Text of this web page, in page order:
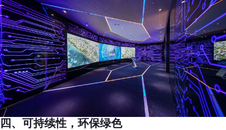
四、可持续性，环保绿色